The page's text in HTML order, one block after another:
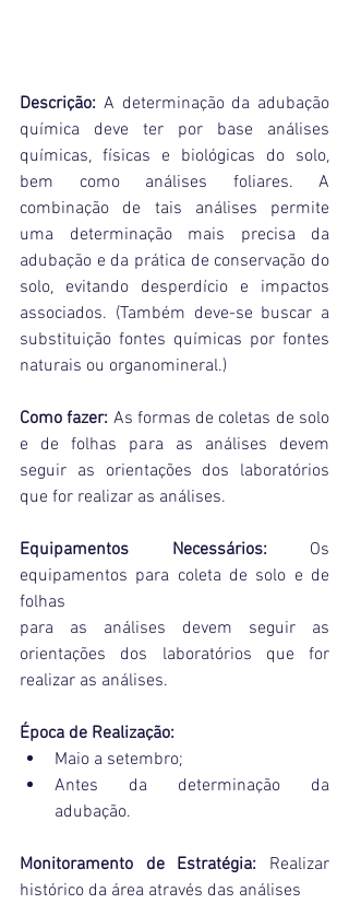
Descrição: A determinação da adubação
química deve ter por base análises
químicas, físicas e biológicas do solo,
bem como análises foliares. A
combinação de tais análises permite
uma determinação mais precisa da
adubação e da prática de conservação do
solo, evitando desperdício e impactos
associados. (Também deve-se buscar a
substituição fontes químicas por fontes
naturais ou organomineral.)
Como fazer: As formas de coletas de solo
e de folhas para as análises devem
seguir as orientações dos laboratórios
que for realizar as análises.
Equipamentos Necessários: Os
equipamentos para coleta de solo e de
folhas
para as análises devem seguir as
orientações dos laboratórios que for
realizar as análises.
Época de Realização:
Maio a setembro;
Antes da determinação da
adubação.
Monitoramento de Estratégia: Realizar
histórico da área através das análises